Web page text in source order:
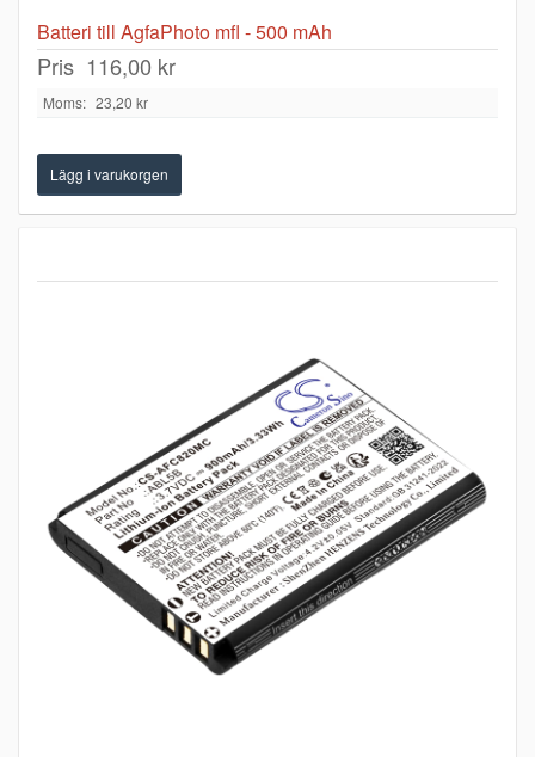
Batteri till AgfaPhoto mfl - 500 mAh
Pris 116,00 kr
Moms: 23,20 kr